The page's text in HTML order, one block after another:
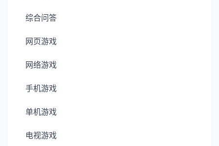
综合问答
网页游戏
网络游戏
手机游戏
单机游戏
电视游戏